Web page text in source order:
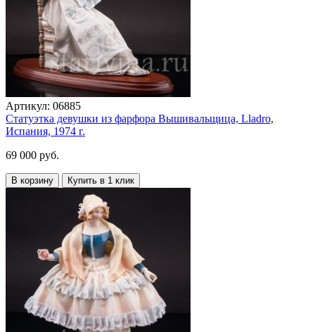
Артикул: 06885
Статуэтка девушки из фарфора Вышивальщица, Lladro,
Испания, 1974 г.
69 000 руб.
В корзину Купить в 1 клик